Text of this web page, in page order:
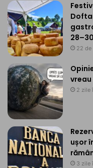
22 de
vreau
2 zile
ușor
3 zile